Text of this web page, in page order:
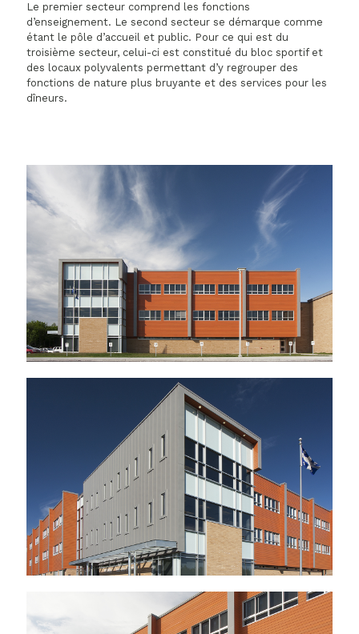
Le premier secteur comprend les fonctions
d’enseignement. Le second secteur se démarque comme
étant le pôle d’accueil et public. Pour ce qui est du
troisième secteur, celui-ci est constitué du bloc sportif et
des locaux polyvalents permettant d’y regrouper des
fonctions de nature plus bruyante et des services pour les
dîneurs.